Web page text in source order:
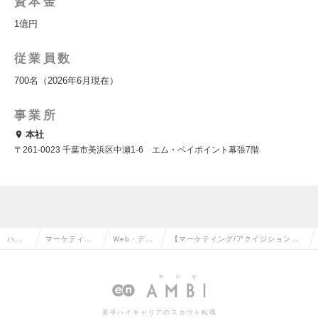
1億円
従業員数
700名（2026年6月現在）
事業所
本社
〒261-0023 千葉市美浜区中瀬1-6 エム・ベイポイント幕張7階
ハイ マーケティン Web・デジ
ティングの
【マーケティング/アクイジショング
ティクス技術ネット専用スーパーの求
若手ハイキャリアのスカウト転職